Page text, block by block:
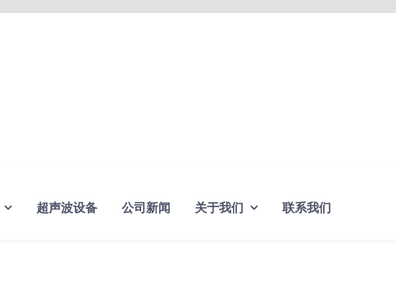
超声波设备 公司新闻 关于我们 联系我们